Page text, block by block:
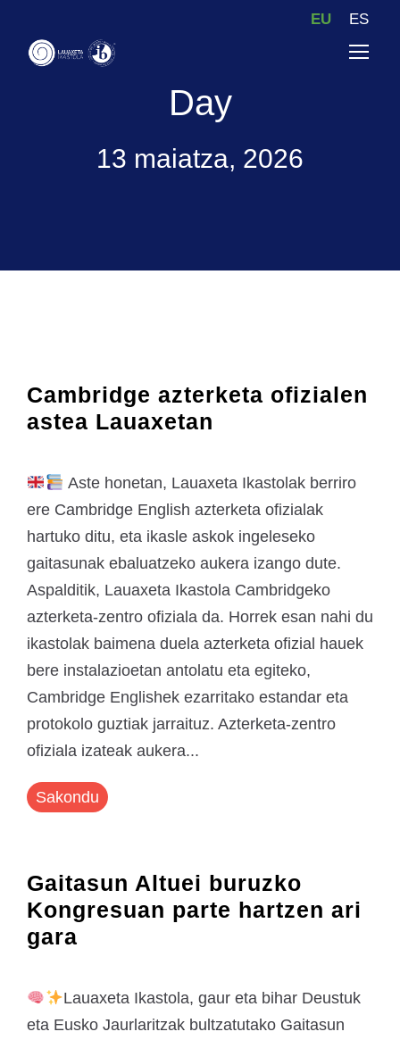
EU ES
Day
13 maiatza, 2026
Cambridge azterketa ofizialen
astea Lauaxetan
Aste honetan, Lauaxeta Ikastolak berriro
ere Cambridge English azterketa ofizialak
hartuko ditu, eta ikasle askok ingeleseko
gaitasunak ebaluatzeko aukera izango dute.
Aspalditik, Lauaxeta Ikastola Cambridgeko
azterketa-zentro ofiziala da. Horrek esan nahi du
ikastolak baimena duela azterketa ofizial hauek
bere instalazioetan antolatu eta egiteko,
Cambridge Englishek ezarritako estandar eta
protokolo guztiak jarraituz. Azterketa-zentro
ofiziala izateak aukera...
Sakondu
Gaitasun Altuei buruzko
Kongresuan parte hartzen ari
gara
Lauaxeta Ikastola, gaur eta bihar Deustuk
eta Eusko Jaurlaritzak bultzatutako Gaitasun